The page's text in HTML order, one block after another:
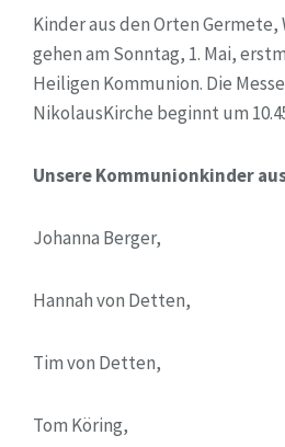
Kinder aus den Orten Germete,
gehen am Sonntag, 1. Mai,
Heiligen Kommunion. Die
NikolausKirche beginnt um
Unsere Kommunionkinder
Johanna Berger,
Hannah von Detten,
Tim von Detten,
Tom Köring,